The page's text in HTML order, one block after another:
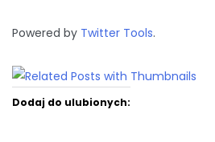
Powered by Twitter Tools.
Dodaj do ulubionych: